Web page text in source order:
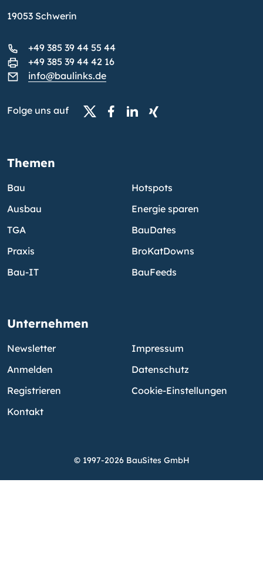
19053 Schwerin
+49 385 39 44 55 44
+49 385 39 44 42 16
info@baulinks.de
Folge uns auf
Themen
Bau
Ausbau
TGA
Praxis
Bau-IT
Hotspots
Energie sparen
BauDates
BroKatDowns
BauFeeds
Unternehmen
Newsletter
Anmelden
Registrieren
Kontakt
Impressum
Datenschutz
Cookie-Einstellungen
© 1997-2026 BauSites GmbH